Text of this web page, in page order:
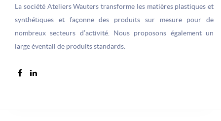
La société Ateliers Wauters transforme les matières plastiques et
synthétiques et façonne des produits sur­ mesure pour de
nombreux secteurs d’activité. Nous proposons également un
large éventail de produits standards.